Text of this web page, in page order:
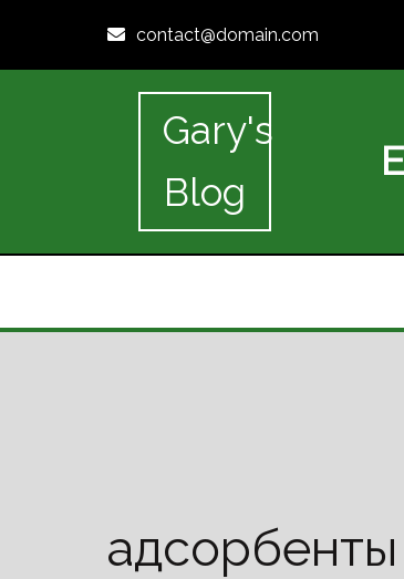
contact@domain.com
Gary's
Blog
адсорбенты